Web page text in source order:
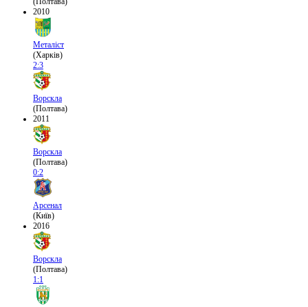
2010
Металіст
(Харків)
2:3
Ворскла
(Полтава)
2011
Ворскла
(Полтава)
0:2
Арсенал
(Київ)
2016
Ворскла
(Полтава)
1:1